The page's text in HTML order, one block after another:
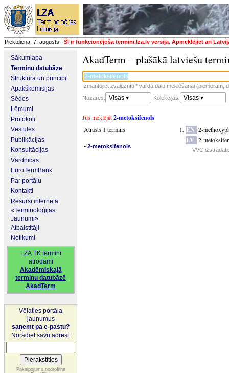
Piektdiena, 7. augusts Šī ir funkcionējoša termini.lza.lv versija. Apmeklējiet arī
Sākumlapa
Terminu datubāze
Struktūra un principi
Apakškomisijas
Sēdes
Lēmumi
Protokoli
Vēstules
Publikācijas
Konsultācijas
Vārdnīcas
EuroTermBank
Par portālu
Kontakti
Resursi internetā
«Terminoloģijas
Jaunumi»
Atbalstītāji
Notikumi
LZA TK termini
atrodami
Akadēmiskajā
terminu datubāzē
AkadTerm
Vēlaties portāla
jaunumus
saņemt pa e-pastu?
Norādiet savu adresi:
Pakalpojumu nodrošina
AkadTerm – plašākā latviešu
Izmantojiet zvaigznīti * vārda daļu meklēšanai (piemēram,
Nozares:
Visas ▾ Kolekcijas: Visas ▾
Jūs meklējāt2-metoksifenols
Atrasts 1 termins
▪ 2-metoksifenols
EN 2-
LV 2-
VVC